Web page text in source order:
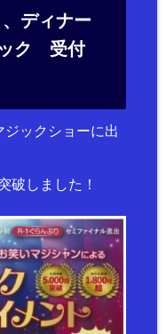
ディナー
ック 受付
ックショーに出
破しました！